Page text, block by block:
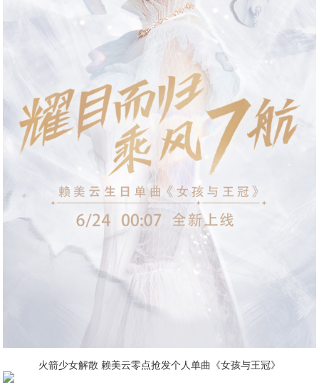
火箭少女解散 赖美云零点抢发个人单曲《女孩与王冠》